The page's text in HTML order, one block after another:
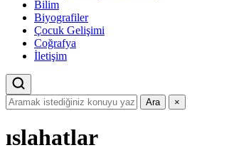
Bilim
Biyografiler
Çocuk Gelişimi
Coğrafya
İletişim
Ara ×
ıslahatlar